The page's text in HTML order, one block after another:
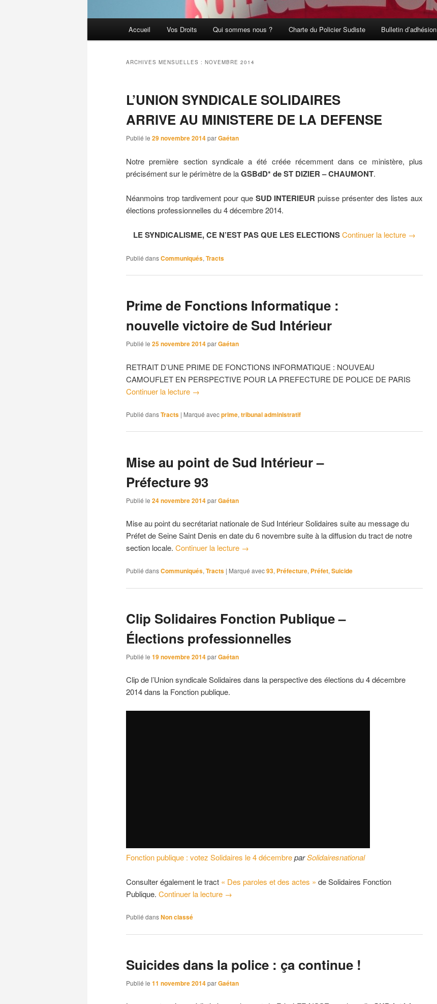
Accueil Vos Droits Qui sommes nous ? Charte du Policier Sudiste Bulletin d’adhésion
ARCHIVES MENSUELLES : NOVEMBRE 2014
L’UNION SYNDICALE SOLIDAIRES
ARRIVE AU MINISTERE DE LA DEFENSE
Publié le 29 novembre 2014parGaétan
Notre première section syndicale a été créée récemment dans ce ministère, plus
précisément sur le périmètre de laGSBdD* de ST DIZIER – CHAUMONT.
Néanmoins trop tardivement pour que SUD INTERIEUR puisse présenter des listes aux
élections professionnelles du 4 décembre 2014.
LE SYNDICALISME, CE N’EST PAS QUE LES ELECTIONSContinuer la lecture →
Publié dansCommuniqués, Tracts
Prime de Fonctions Informatique :
nouvelle victoire de Sud Intérieur
Publié le 25 novembre 2014parGaétan
RETRAIT D’UNE PRIME DE FONCTIONS INFORMATIQUE : NOUVEAU
CAMOUFLET EN PERSPECTIVE POUR LA PREFECTURE DE POLICE DE PARIS
Continuer la lecture →
Publié dansTracts | Marqué avecprime, tribunal administratif
Mise au point de Sud Intérieur –
Préfecture 93
Publié le 24 novembre 2014parGaétan
Mise au point du secrétariat nationale de Sud Intérieur Solidaires suite au message du
Préfet de Seine Saint Denis en date du 6 novembre suite à la diffusion du tract de notre
section locale. Continuer la lecture →
Publié dansCommuniqués, Tracts | Marqué avec93, Préfecture, Préfet, Suicide
Clip Solidaires Fonction Publique –
Élections professionnelles
Publié le 19 novembre 2014parGaétan
Clip de l’Union syndicale Solidaires dans la perspective des élections du 4 décembre
2014 dans la Fonction publique.
Fonction publique : votez Solidaires le 4 décembreparSolidairesnational
Consulter également le tract « Des paroles et des actes » de Solidaires Fonction
Publique. Continuer la lecture →
Publié dansNon classé
Suicides dans la police : ça continue !
Publié le 11 novembre 2014parGaétan